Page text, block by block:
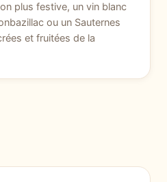
plus festive, un vin blanc
ou un Sauternes
et fruitées de la